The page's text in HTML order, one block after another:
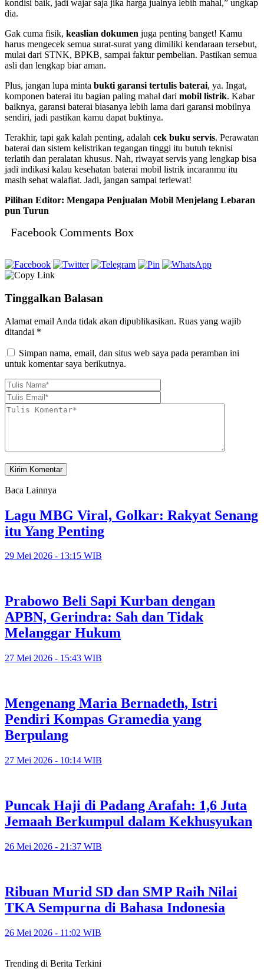
kondisi baik, jadi wajar saja jika harga jualnya lebih mahal,” ungkap
dia.
Gak cuma fisik, keaslian dokumen juga penting banget! Kamu
harus mengecek semua surat-surat yang dimiliki kendaraan tersebut,
mulai dari STNK, BPKB, sampai faktur pembelian. Pastikan semua
asli dan lengkap biar aman.
Plus, jangan lupa minta bukti garansi tertulis baterai, ya. Ingat,
komponen baterai itu bagian paling mahal dari mobil listrik. Kabar
baiknya, garansi baterai biasanya lebih lama dari garansi mobilnya
sendiri, jadi pastikan kamu dapat buktinya.
Terakhir, tapi gak kalah penting, adalah cek buku servis. Perawatan
baterai dan sistem kelistrikan tegangan tinggi itu butuh teknisi
terlatih dan peralatan khusus. Nah, riwayat servis yang lengkap bisa
jadi indikasi kalau kesehatan baterai mobil listrik incaranmu itu
masih sehat walafiat. Jadi, jangan sampai terlewat!
Pilihan Editor: Mengapa Penjualan Mobil Menjelang Lebaran
pun Turun
Facebook Comments Box
Tinggalkan Balasan
Alamat email Anda tidak akan dipublikasikan. Ruas yang wajib
ditandai *
Simpan nama, email, dan situs web saya pada peramban ini
untuk komentar saya berikutnya.
Baca Lainnya
Lagu MBG Viral, Golkar: Rakyat Senang
itu Yang Penting
29 Mei 2026 - 13:15 WIB
Prabowo Beli Sapi Kurban dengan
APBN, Gerindra: Sah dan Tidak
Melanggar Hukum
27 Mei 2026 - 15:43 WIB
Mengenang Maria Bernadeth, Istri
Pendiri Kompas Gramedia yang
Berpulang
27 Mei 2026 - 10:14 WIB
Puncak Haji di Padang Arafah: 1,6 Juta
Jemaah Berkumpul dalam Kekhusyukan
26 Mei 2026 - 21:37 WIB
Ribuan Murid SD dan SMP Raih Nilai
TKA Sempurna di Bahasa Indonesia
26 Mei 2026 - 11:02 WIB
Trending di Berita Terkini